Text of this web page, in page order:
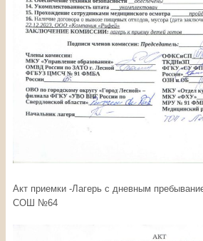
Акт приемки -Лагерь с дневным
СОШ №64